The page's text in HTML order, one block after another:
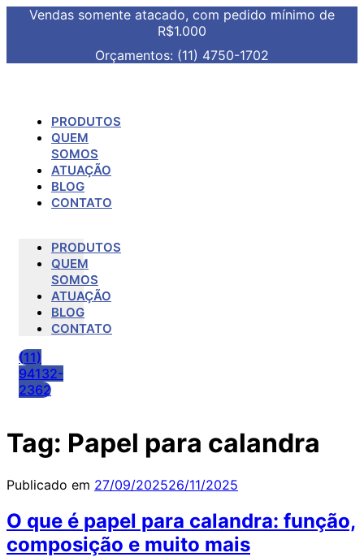
Vendas somente atacado, com pedido mínimo de
R$1.000
Orçamentos: (11) 4750-1702
PRODUTOS
QUEM
SOMOS
ATUAÇÃO
BLOG
CONTATO
PRODUTOS
QUEM
SOMOS
ATUAÇÃO
BLOG
CONTATO
(11)
94132-
2362
Tag: Papel para calandra
Publicado em 27/09/202526/11/2025
O que é papel para calandra: função,
composição e muito mais